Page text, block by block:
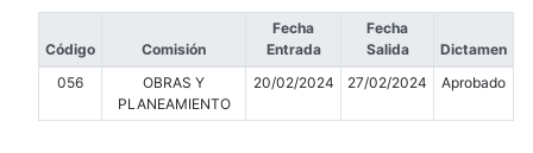
Código Comisión
Fecha
Entrada
Fecha
Salida
Dictamen
056
OBRAS Y
PLANEAMIENTO
20/02/2024 27/02/2024 Aprobado